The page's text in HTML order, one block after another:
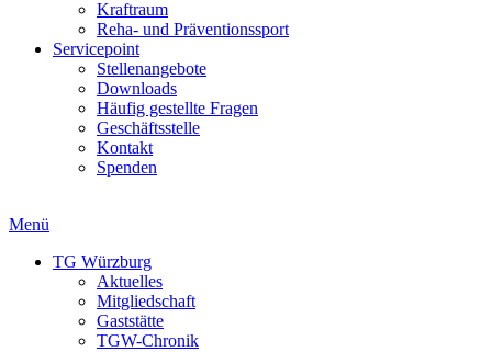
Kraftraum
Reha- und Präventionssport
Servicepoint
Stellenangebote
Downloads
Häufig gestellte Fragen
Geschäftsstelle
Kontakt
Spenden
Menü
TG Würzburg
Aktuelles
Mitgliedschaft
Gaststätte
TGW-Chronik